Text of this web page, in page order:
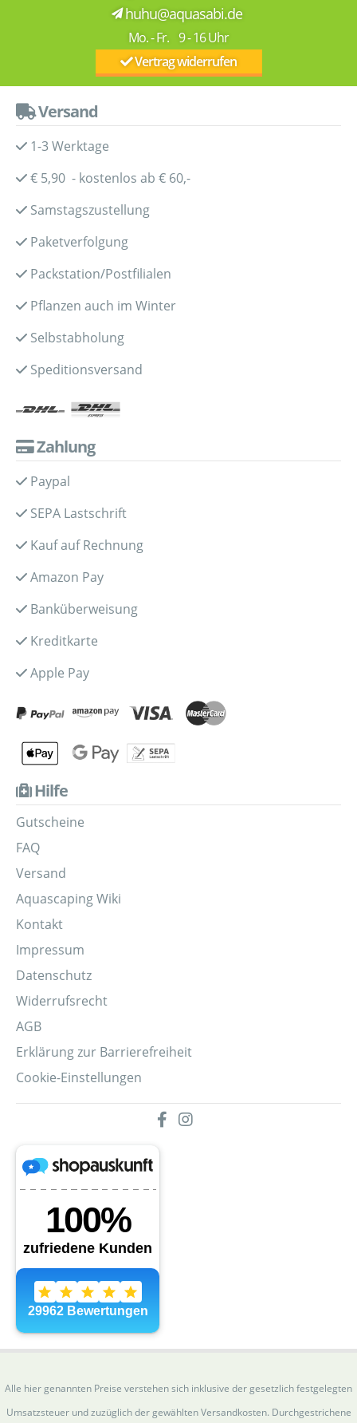
huhu@aquasabi.de
Mo. - Fr. 9 - 16 Uhr
Vertrag widerrufen
Versand
1-3 Werktage
€ 5,90 - kostenlos ab € 60,-
Samstagszustellung
Paketverfolgung
Packstation/Postfilialen
Pflanzen auch im Winter
Selbstabholung
Speditionsversand
Zahlung
Paypal
SEPA Lastschrift
Kauf auf Rechnung
Amazon Pay
Banküberweisung
Kreditkarte
Apple Pay
Hilfe
Gutscheine
FAQ
Versand
Aquascaping Wiki
Kontakt
Impressum
Datenschutz
Widerrufsrecht
AGB
Erklärung zur Barrierefreiheit
Cookie-Einstellungen
Alle hier genannten Preise verstehen sich inklusive der gesetzlich festgelegten
Umsatzsteuer und zuzüglich der gewählten Versandkosten. Durchgestrichene